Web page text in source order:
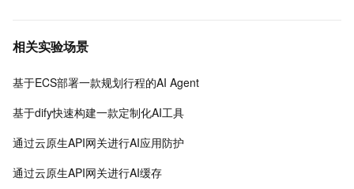
DSW云原生交互式建模平台、PAI-DLC云原生AI基础平
征、万亿样本规模加速训练，百余落地场景，全面提升
工程效率。
相关实验场景
基于ECS部署一款规划行程的AI Agent
基于dify快速构建一款定制化AI工具
通过云原生API网关进行AI应用防护
通过云原生API网关进行AI缓存